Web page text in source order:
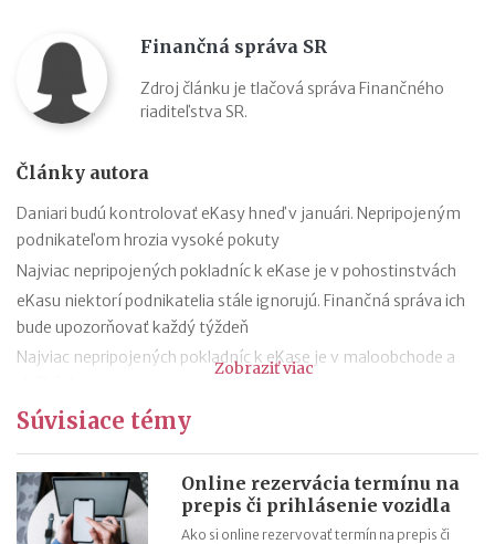
Finančná správa SR
Zdroj článku je tlačová správa Finančného
riaditeľstva SR.
Články autora
Daniari budú kontrolovať eKasy hneď v januári. Nepripojeným
podnikateľom hrozia vysoké pokuty
Najviac nepripojených pokladníc k eKase je v pohostinstvách
eKasu niektorí podnikatelia stále ignorujú. Finančná správa ich
bude upozorňovať každý týždeň
Najviac nepripojených pokladníc k eKase je v maloobchode a
80 tisíc pokladníc ešte nie je pripojených na ekasu, najviac z
50-tisíc podnikateľom, ktorí nemajú ekasu finančná správa
pošle upozornenia
Takmer tretina maloobchodníkov ešte nemá eKasu
Zobraziť viac
Súvisiace témy
Online rezervácia termínu na
prepis či prihlásenie vozidla
Ako si online rezervovať termín na prepis či